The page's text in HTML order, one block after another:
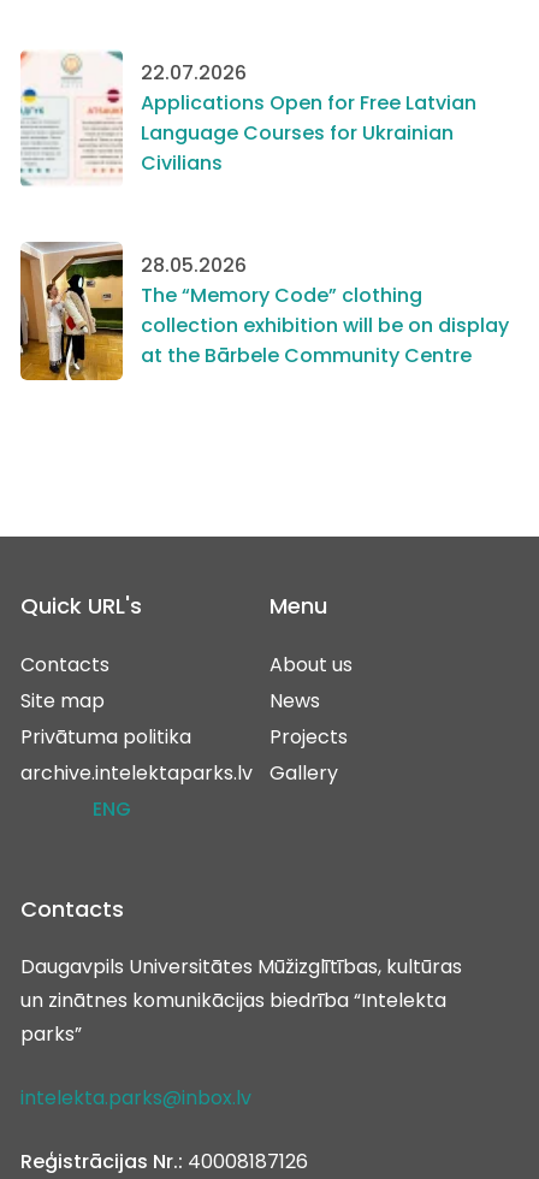
22.07.2026
Applications Open for Free Latvian
Language Courses for Ukrainian
Civilians
28.05.2026
The “Memory Code” clothing
collection exhibition will be on display
at the Bārbele Community Centre
Quick URL's
Contacts
Site map
Privātuma politika
archive.intelektaparks.lv
ENG
Menu
About us
News
Projects
Gallery
Contacts
Daugavpils Universitātes Mūžizglītības, kultūras
un zinātnes komunikācijas biedrība “Intelekta
parks”
intelekta.parks@inbox.lv
Reģistrācijas Nr.: 40008187126